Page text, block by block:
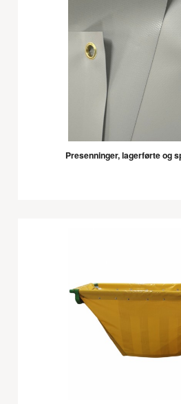
Presenninger, lagerførte og